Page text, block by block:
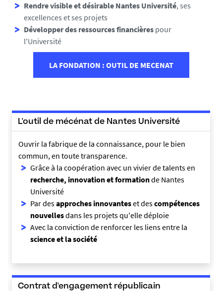
Rendre visible et désirable Nantes Université, ses
excellences et ses projets
Développer des ressources financières pour
l'Université
LA FONDATION : OUTIL DE MECENAT
L'outil de mécénat de Nantes Université
Ouvrir la fabrique de la connaissance, pour le bien
commun, en toute transparence.
Grâce à la coopération avec un vivier de talents en
recherche, innovation et formationde Nantes
Université
Par desapproches innovanteset descompétences
nouvellesdans les projets qu'elle déploie
Avec la conviction de renforcer les liens entre la
science et la société
Contrat d'engagement républicain